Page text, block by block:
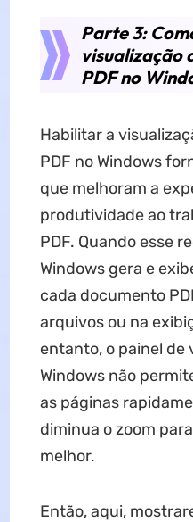
Parte 3:
visualização
PDF no
Habilitar a
PDF no Windows
que melhoram a
produtividade ao
PDF. Quando esse
Windows gera e
cada documento
arquivos ou na
entanto, o painel de
Windows não
as páginas
diminua o zoom
melhor.
Então, aqui,